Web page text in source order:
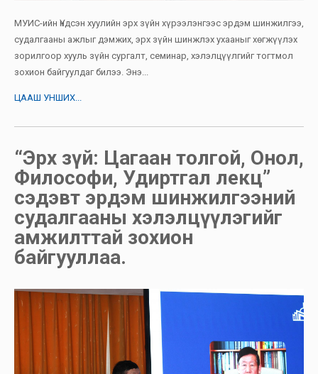
МУИС-ийн Үндсэн хуулийн эрх зүйн хүрээлэнгээс эрдэм шинжилгээ,
судалгааны ажлыг дэмжих, эрх зүйн шинжлэх ухааныг хөгжүүлэх
зорилгоор хууль зүйн сургалт, семинар, хэлэлцүүлгийг тогтмол
зохион байгуулдаг билээ. Энэ...
ЦААШ УНШИХ...
“Эрх зүй: Цагаан толгой, Онол,
Философи, Удиртгал лекц”
сэдэвт эрдэм шинжилгээний
судалгааны хэлэлцүүлэгийг
амжилттай зохион
байгууллаа.